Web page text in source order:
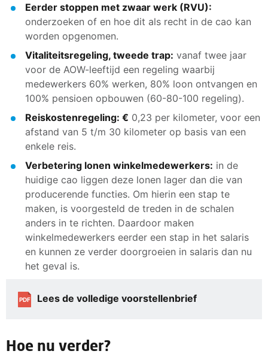
Eerder stoppen met zwaar werk (RVU):
onderzoeken of en hoe dit als recht in de cao kan
worden opgenomen.
Vitaliteitsregeling, tweede trap: vanaf twee jaar
voor de AOW-leeftijd een regeling waarbij
medewerkers 60% werken, 80% loon ontvangen en
100% pensioen opbouwen (60-80-100 regeling).
Reiskostenregeling: € 0,23 per kilometer, voor een
afstand van 5 t/m 30 kilometer op basis van een
enkele reis.
Verbetering lonen winkelmedewerkers: in de
huidige cao liggen deze lonen lager dan die van
producerende functies. Om hierin een stap te
maken, is voorgesteld de treden in de schalen
anders in te richten. Daardoor maken
winkelmedewerkers eerder een stap in het salaris
en kunnen ze verder doorgroeien in salaris dan nu
het geval is.
PDF Lees de volledige voorstellenbrief
Hoe nu verder?